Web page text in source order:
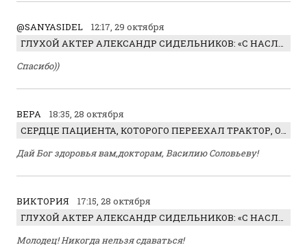
@SANYASIDEL
12:17, 29 октября
ГЛУХОЙ АКТЕР АЛЕКСАНДР СИДЕЛЬНИКОВ: «С НАСЛАЖДЕНИЕМ ИГРАЛ ОТРИЦАТЕЛЬНОГО ГЕРОЯ!»
Спасибо))
ВЕРА
18:35, 28 октября
СЕРДЦЕ ПАЦИЕНТА, КОТОРОГО ПЕРЕЕХАЛ ТРАКТОР, ОБНАРУЖИЛИ… В ЖИВОТЕ
Дай Бог здоровья вам,докторам, Василию Соловьеву!
ВИКТОРИЯ
17:15, 28 октября
ГЛУХОЙ АКТЕР АЛЕКСАНДР СИДЕЛЬНИКОВ: «С НАСЛАЖДЕНИЕМ ИГРАЛ ОТРИЦАТЕЛЬНОГО ГЕРОЯ!»
Молодец! Никогда нельзя сдаваться!